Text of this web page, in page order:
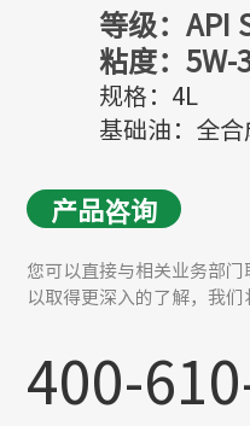
等级：API
粘度：5W-
规格：4L
基础油：全合
产品咨询
您可以直接与相关业务部门
以取得更深入的了解，我们
400-